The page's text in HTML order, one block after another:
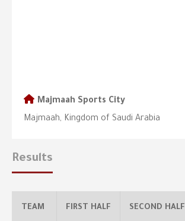
Majmaah Sports City
Majmaah, Kingdom of Saudi Arabia
Results
TEAM FIRST HALF SECOND HALF